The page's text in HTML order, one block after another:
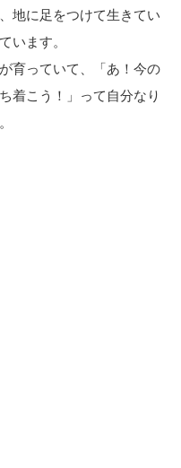
地に足をつけて生きてい
います。
育っていて、「あ！今の
着こう！」って自分なり